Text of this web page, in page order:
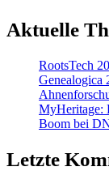
Aktuelle
RootsTech
Genealogica
MyHeritage:
Boom bei
Letzte